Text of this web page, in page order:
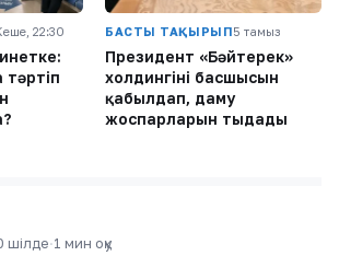
22:30
тәртіп
БАСТЫ ТАҚЫРЫП5 тамыз
Президент «Бәйтерек»
холдингінің басшысын
қабылдап, даму
жоспарларын тыңдады
шілде·1 мин оқу